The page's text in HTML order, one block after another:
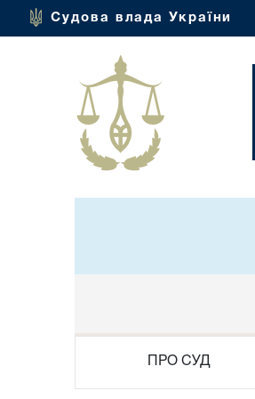
Судова влада України
ПРО СУД